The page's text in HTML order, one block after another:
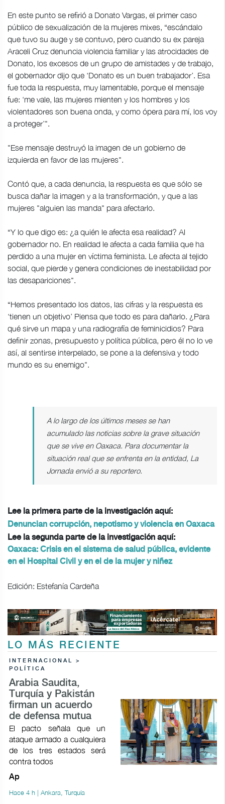
En este punto se refirió a Donato Vargas, el primer caso
público de sexualización de la mujeres mixes, “escándalo
que tuvo su auge y se contuvo, pero cuando su ex pareja
Araceli Cruz denuncia violencia familiar y las atrocidades de
Donato, los excesos de un grupo de amistades y de trabajo,
el gobernador dijo que ‘Donato es un buen trabajador’. Esa
fue toda la respuesta, muy lamentable, porque el mensaje
fue: ‘me vale, las mujeres mienten y los hombres y los
violentadores son buena onda, y como ópera para mí, los voy
a proteger’".
"Ese mensaje destruyó la imagen de un gobierno de
izquierda en favor de las mujeres".
Contó que, a cada denuncia, la respuesta es que sólo se
busca dañar la imagen y a la transformación, y que a las
mujeres "alguien las manda" para afectarlo.
“Y lo que digo es: ¿a quién le afecta esa realidad? Al
gobernador no. En realidad le afecta a cada familia que ha
perdido a una mujer en víctima feminista. Le afecta al tejido
social, que pierde y genera condiciones de inestabilidad por
las desapariciones".
“Hemos presentado los datos, las cifras y la respuesta es
‘tienen un objetivo’ Piensa que todo es para dañarlo. ¿Para
qué sirve un mapa y una radiografía de feminicidios? Para
definir zonas, presupuesto y política pública, pero él no lo ve
así, al sentirse interpelado, se pone a la defensiva y todo
mundo es su enemigo".
A lo largo de los últimos meses se han
acumulado las noticias sobre la grave situación
que se vive en Oaxaca. Para documentar la
situación real que se enfrenta en la entidad, La
Jornada envió a su reportero.
Lee la primera parte de la investigación aquí:
Denuncian corrupción, nepotismo y violencia en Oaxaca
Lee la segunda parte de la investigación aquí:
Oaxaca: Crisis en el sistema de salud pública, evidente
en el Hospital Civil y en el de la mujer y niñez
Edición: Estefanía Cardeña
LO MÁS RECIENTE
INTERNACIONAL >
POLÍTICA
Arabia Saudita,
Turquía y Pakistán
firman un acuerdo
de defensa mutua
El pacto señala que un
ataque armado a cualquiera
de los tres estados será
contra todos
Ap
Hace 4 h | Ankara, Turquía